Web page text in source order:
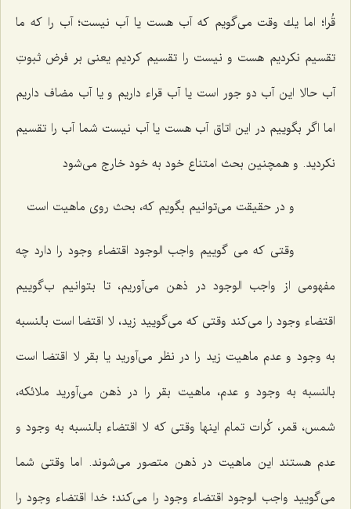
قُرا؛ اما یك وقت مى‌گویم كه آب هست یا آب نیست؛ آب را كه ما
تقسیم نكردیم هست و نیست را تقسیم كردیم یعنى بر فرض ثبوتِ
آب حالا این آب دو جور است یا آب قراء داریم و یا آب مضاف داریم
اما اگر بگوییم در این اتاق آب هست یا آب نیست شما آب را تقسیم
نكردید. و همچنین بحث امتناع خود به خود خارج مى‌شود
و در حقیقت مى‌توانیم بگویم كه، بحث روى ماهیت است
وقتى كه مى گوییم واجب الوجود اقتضاء وجود را دارد چه
مفهومى از واجب الوجود در ذهن مى‌آوریم، تا بتوانیم ب‌گوییم
اقتضاء وجود را مى‌كند وقتى كه مى‌گویید زید، لا اقتضا است بالنسبه
به وجود و عدم ماهیت زید را در نظر مى‌آورید یا بقر لا اقتضا است
بالنسبه به وجود و عدم، ماهیت بقر را در ذهن مى‌آورید ملائكه،
شمس، قمر، كُرات تمام اینها وقتى كه لا اقتضاء بالنسبه به وجود و
عدم هستند این ماهیت در ذهن متصور مى‌شوند. اما وقتى شما
مى‌گویید واجب الوجود اقتضاء وجود را مى‌كند؛ خدا اقتضاء وجود را